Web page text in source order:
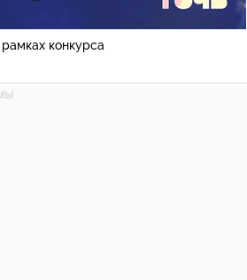
конкурса